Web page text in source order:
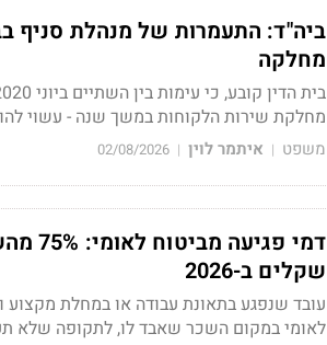
ביה"ד: התעמרות של מנהלת סניף
מחלקה
מחלקת שירות הלקוחות במשך שנה - עשוי
משפט | איתמר לוין |
02/08/2026
שקלים ב-2026
עובד שנפגע בתאונת עבודה או במחלת מקצוע
לאומי במקום השכר שאבד לו, לתקופה שלא תעלה על